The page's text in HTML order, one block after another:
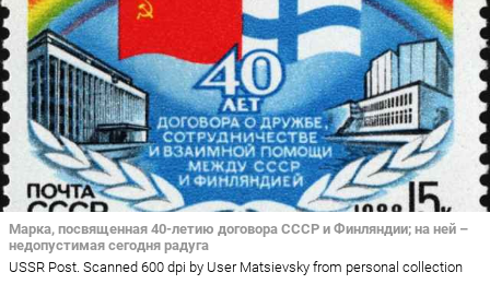
Марка, посвященная 40-летию договора СССР и Финляндии; на ней –
недопустимая сегодня радуга
USSR Post. Scanned 600 dpi by User Matsievsky from personal collection